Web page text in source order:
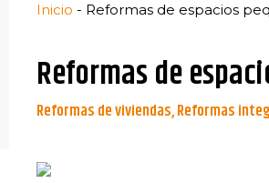
Inicio - Reformas de espacios
Reformas de
Reformas de viviendas,Reformas